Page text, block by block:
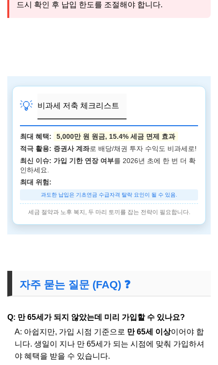
드시 확인 후 납입 한도를 조절해야 합니다.
💡 비과세 저축 체크리스트
최대 혜택:
5,000만 원 원금, 15.4% 세금 면제 효과
적극 활용: 증권사 계좌로 배당/채권 투자 수익도 비과세로!
최신 이슈: 가입 기한 연장 여부를 2026년 초에 한 번 더 확
인하세요.
최대 위험:
과도한 납입은 기초연금 수급자격 탈락 요인이 될 수 있음.
세금 절약과 노후 복지, 두 마리 토끼를 잡는 전략이 필요합니다.
자주 묻는 질문 (FAQ) ❓
Q: 만 65세가 되지 않았는데 미리 가입할 수 있나요?
A: 아쉽지만, 가입 시점 기준으로 만 65세 이상이어야 합
니다. 생일이 지나 만 65세가 되는 시점에 맞춰 가입하셔
야 혜택을 받을 수 있습니다.